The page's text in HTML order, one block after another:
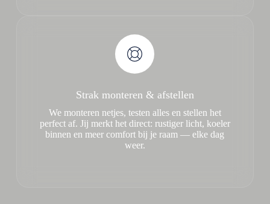
Strak monteren & afstellen
We monteren netjes, testen alles en stellen het
perfect af. Jij merkt het direct: rustiger licht, koeler
binnen en meer comfort bij je raam — elke dag
weer.